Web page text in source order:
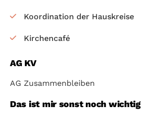
Koordination der Hauskreise
Kirchencafé
AG KV
AG Zusammenbleiben
Das ist mir sonst noch wichtig